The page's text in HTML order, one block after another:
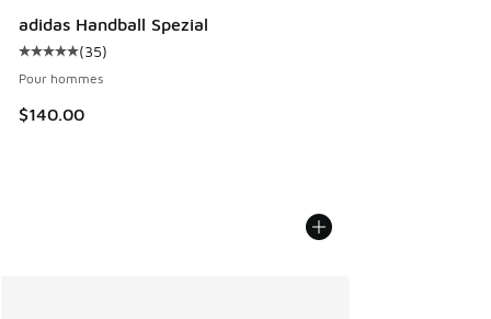
adidas Handball Spezial
Cote moyenne du client - [5 sur 5 étoiles], 35
(35)
Pour hommes
$140.00